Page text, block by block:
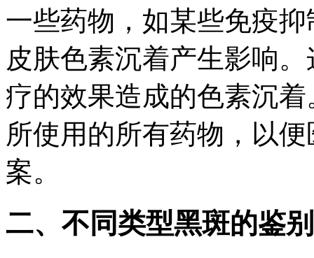
一些药物，如某些免疫
皮肤色素沉着产生影响
疗的效果造成的色素沉
所使用的所有药物，以
案。
二、不同类型黑斑的鉴别